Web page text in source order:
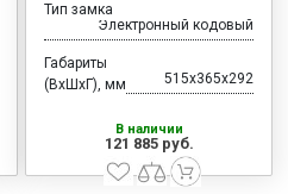
Тип замка
Электронный кодовый
Габариты
(ВхШхГ), мм
515x365x292
В наличии
121 885 руб.